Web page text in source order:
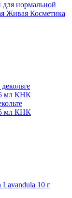
нормальной
Живая Косметика
мл КНК